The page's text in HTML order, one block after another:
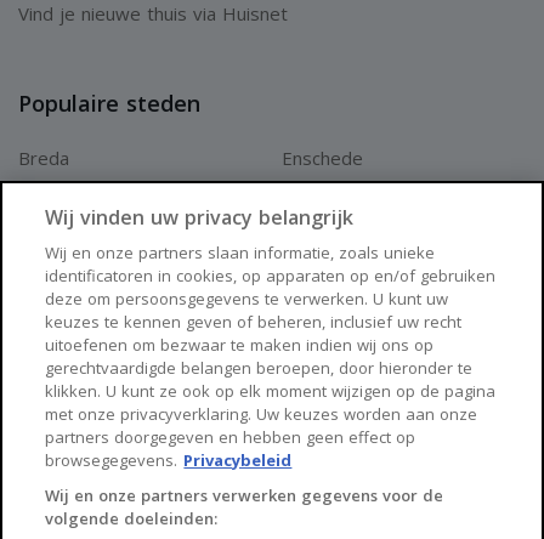
Vind je nieuwe thuis via Huisnet
Populaire steden
Breda
Arnhem
Enschede
Zwolle
Huisnet
Over Huisnet
Algemene voorwaarden
Privacybeleid
Contact
Wij vinden uw privacy belangrijk
Wij en onze partners slaan informatie, zoals unieke
identificatoren in cookies, op apparaten op en/of gebruiken
deze om persoonsgegevens te verwerken. U kunt uw
keuzes te kennen geven of beheren, inclusief uw recht
uitoefenen om bezwaar te maken indien wij ons op
gerechtvaardigde belangen beroepen, door hieronder te
klikken. U kunt ze ook op elk moment wijzigen op de pagina
met onze privacyverklaring. Uw keuzes worden aan onze
partners doorgegeven en hebben geen effect op
browsegegevens. Privacybeleid
Wij en onze partners verwerken gegevens voor de
volgende doeleinden: